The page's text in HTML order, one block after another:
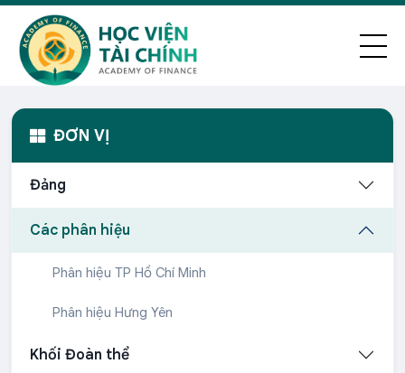
ĐƠN VỊ
Đảng
Các phân hiệu
Phân hiệu TP Hồ Chí Minh
Phân hiệu Hưng Yên
Khối Đoàn thể